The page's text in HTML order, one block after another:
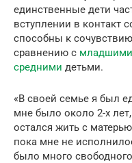
единственные дети
вступлении в контакт
способны к
сравнению с
средними детьми.
«В своей семье я был
мне было около 2-х
остался жить с
пока мне не
было много